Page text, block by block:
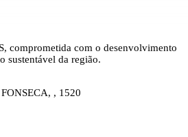
comprometida com o desenvolvimento
sustentável da região.
, 1520